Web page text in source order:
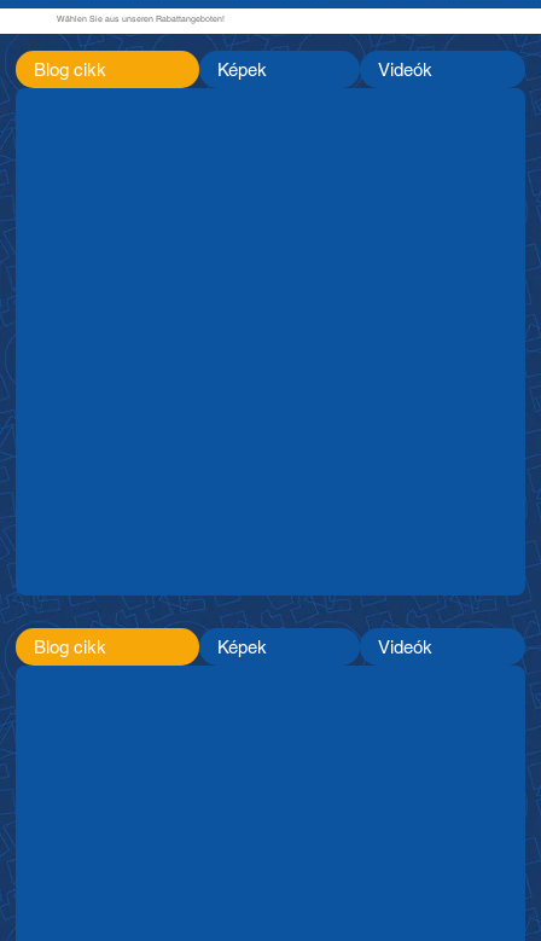
Wählen Sie aus unseren Rabattangeboten!
Blog cikk Képek Videók
Blog cikk Képek Videók